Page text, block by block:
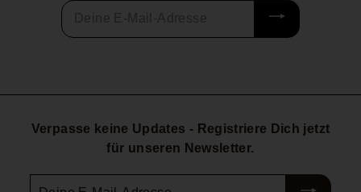
Deine
E-
Verpasse keine Updates - Registriere Dich jetzt
für unseren Newsletter.